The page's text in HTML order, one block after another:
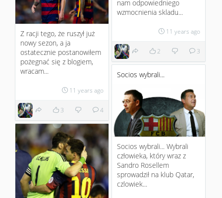
nam odpowiedniego
wzmocnienia skladu...
11 years ago
2 3
Z racji tego, że ruszył już
nowy sezon, a ja
ostatecznie postanowiłem
pożegnać się z blogiem,
wracam...
11 years ago
3 4
Socios wybrali...
Socios wybrali... Wybrali
człowieka, który wraz z
Sandro Rosellem
sprowadził na klub Qatar,
czlowiek...